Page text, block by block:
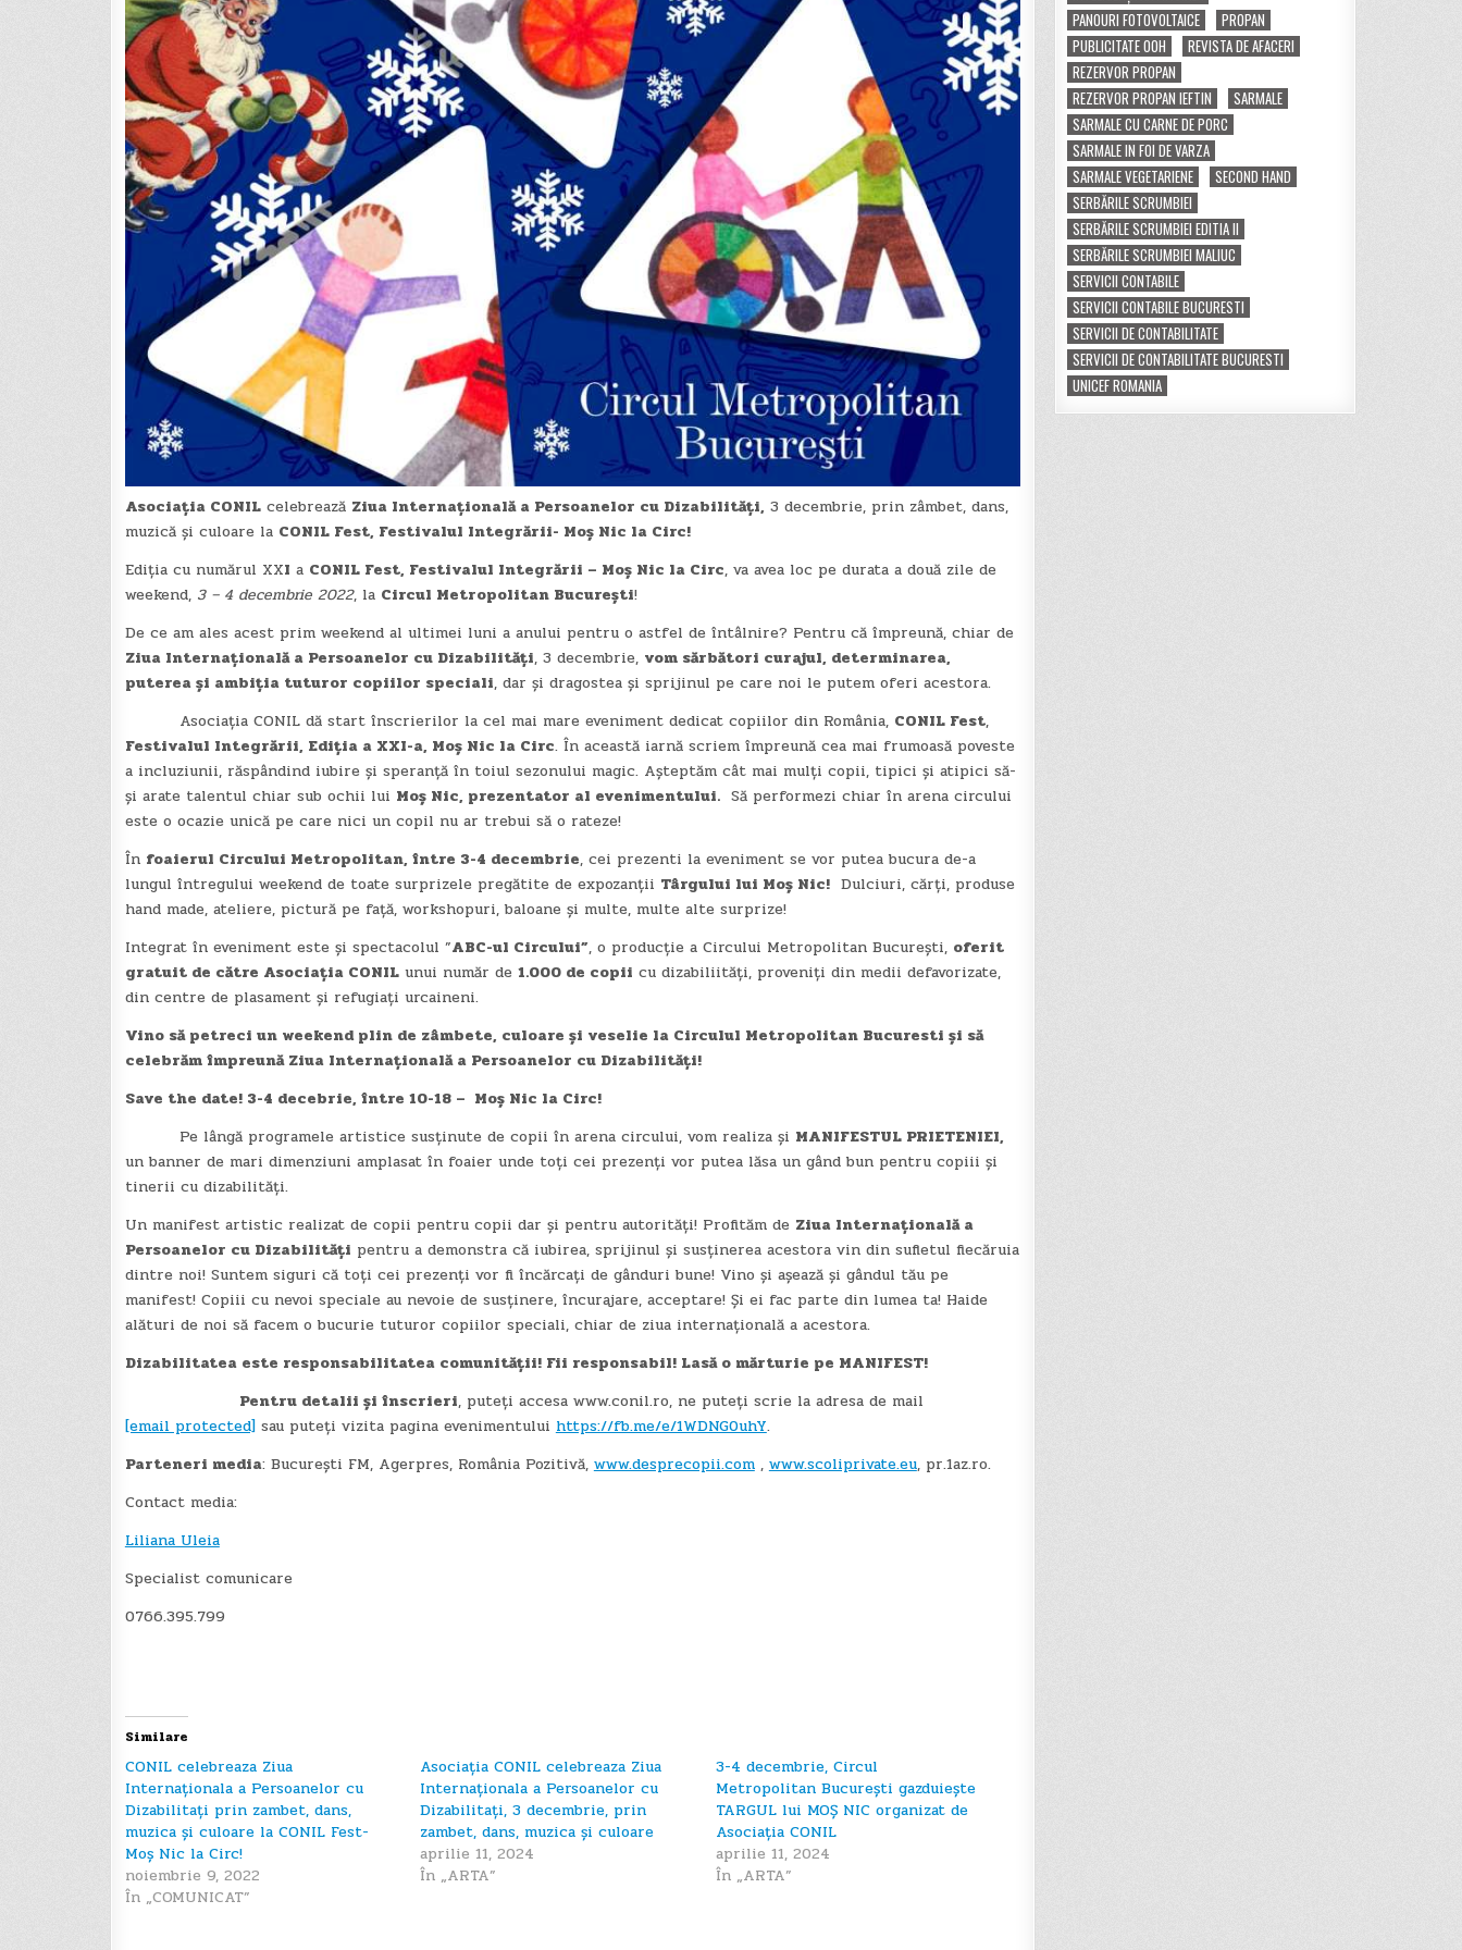
Asociația CONIL celebrează Ziua Internațională a Persoanelor cu Dizabilități, 3 decembrie, prin zâmbet, dans,
muzică și culoare la CONIL Fest, Festivalul Integrării- Moș Nic la Circ!
Ediția cu numărul XXI a CONIL Fest, Festivalul Integrării – Moș Nic la Circ, va avea loc pe durata a două zile de
weekend, 3 – 4 decembrie 2022, la Circul Metropolitan București!
De ce am ales acest prim weekend al ultimei luni a anului pentru o astfel de întâlnire? Pentru că împreună, chiar de
Ziua Internațională a Persoanelor cu Dizabilități, 3 decembrie, vom sărbători curajul, determinarea,
puterea și ambiția tuturor copiilor speciali, dar și dragostea și sprijinul pe care noi le putem oferi acestora.
Asociația CONIL dă start înscrierilor la cel mai mare eveniment dedicat copiilor din România, CONIL Fest,
Festivalul Integrării, Ediția a XXI-a, Moș Nic la Circ. În această iarnă scriem împreună cea mai frumoasă poveste
a incluziunii, răspândind iubire și speranță în toiul sezonului magic. Așteptăm cât mai mulți copii, tipici și atipici să-
și arate talentul chiar sub ochii lui Moș Nic, prezentator al evenimentului.Să performezi chiar în arena circului
este o ocazie unică pe care nici un copil nu ar trebui să o rateze!
În foaierul Circului Metropolitan, între 3-4 decembrie, cei prezenti la eveniment se vor putea bucura de-a
lungul întregului weekend de toate surprizele pregătite de expozanții Târgului lui Moș Nic!Dulciuri, cărți, produse
hand made, ateliere, pictură pe față, workshopuri, baloane și multe, multe alte surprize!
Integrat în eveniment este și spectacolul ”ABC-ul Circului”, o producție a Circului Metropolitan București, oferit
gratuit de către Asociația CONILunui număr de 1.000 de copii cu dizabiliități, proveniți din medii defavorizate,
din centre de plasament și refugiați urcaineni.
Vino să petreci un weekend plin de zâmbete, culoare și veselie la Circulul Metropolitan Bucuresti și să
celebrăm împreună Ziua Internațională a Persoanelor cu Dizabilități!
Save the date! 3-4 decebrie, între 10-18 – Moș Nic la Circ!
Pe lângă programele artistice susținute de copii în arena circului, vom realiza și MANIFESTUL PRIETENIEI,
un banner de mari dimenziuni amplasat în foaier unde toți cei prezenți vor putea lăsa un gând bun pentru copiii și
tinerii cu dizabilități.
Un manifest artistic realizat de copii pentru copii dar și pentru autorități! Profităm de Ziua Internațională a
Persoanelor cu Dizabilități pentru a demonstra că iubirea, sprijinul și susținerea acestora vin din sufletul fiecăruia
dintre noi! Suntem siguri că toți cei prezenți vor fi încărcați de gânduri bune! Vino și așează și gândul tău pe
manifest! Copiii cu nevoi speciale au nevoie de susținere, încurajare, acceptare! Și ei fac parte din lumea ta! Haide
alături de noi să facem o bucurie tuturor copiilor speciali, chiar de ziua internațională a acestora.
Dizabilitatea este responsabilitatea comunității! Fii responsabil! Lasă o mărturie pe MANIFEST!
Pentru detalii și înscrieri, puteți accesa www.conil.ro, ne puteți scrie la adresa de mail
[email protected]sau puteți vizita pagina evenimentului https://fb.me/e/1WDNG0uhY.
Parteneri media: București FM, Agerpres, România Pozitivă, www.desprecopii.com, www.scoliprivate.eu, pr.1az.ro.
Contact media:
Liliana Uleia
Specialist comunicare
0766.395.799
Similare
CONIL celebreaza Ziua
Internaționala a Persoanelor cu
Dizabilitați prin zambet, dans,
muzica și culoare la CONIL Fest-
Moș Nic la Circ!
noiembrie 9, 2022
În „COMUNICAT”
Asociația CONIL celebreaza Ziua
Internaționala a Persoanelor cu
Dizabilitați, 3 decembrie, prin
zambet, dans, muzica și culoare
aprilie 11, 2024
În „ARTA”
3-4 decembrie, Circul
Metropolitan București gazduiește
TARGUL lui MOȘ NIC organizat de
Asociația CONIL
aprilie 11, 2024
În „ARTA”
PANOURI FOTOVOLTAICE
PROPAN
PUBLICITATE OOH
REVISTA DE AFACERI
REZERVOR PROPAN
REZERVOR PROPAN IEFTIN
SARMALE
SARMALE CU CARNE DE PORC
SARMALE IN FOI DE VARZA
SARMALE VEGETARIENE
SECOND HAND
SERBĂRILE SCRUMBIEI
SERBĂRILE SCRUMBIEI EDITIA II
SERBĂRILE SCRUMBIEI MALIUC
SERVICII CONTABILE
SERVICII CONTABILE BUCURESTI
SERVICII DE CONTABILITATE
SERVICII DE CONTABILITATE BUCURESTI
UNICEF ROMANIA